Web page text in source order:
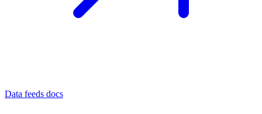
Data feeds docs